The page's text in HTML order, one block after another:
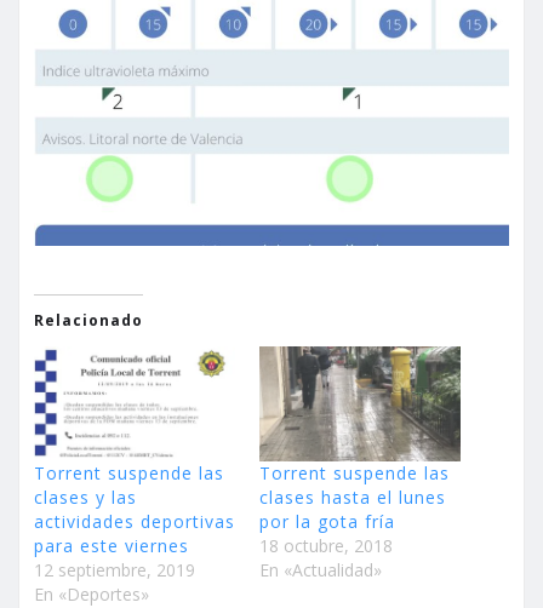
Relacionado
Torrent suspende las
clases y las
actividades deportivas
para este viernes
12 septiembre, 2019
En «Deportes»
Torrent suspende las
clases hasta el lunes
por la gota fría
18 octubre, 2018
En «Actualidad»